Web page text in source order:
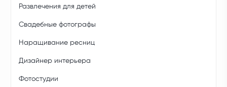
Развлечения для детей
Свадебные фотографы
Наращивание ресниц
Дизайнер интерьера
Фотостудии